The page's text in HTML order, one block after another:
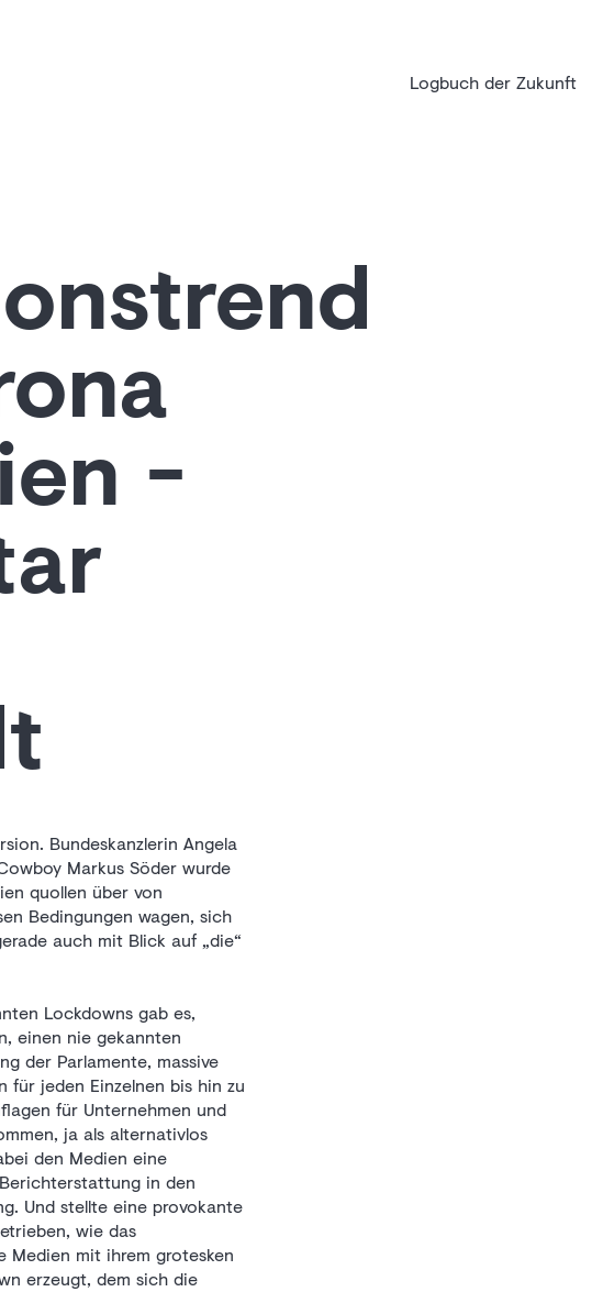
Logbuch der Zukunft
-
Bundeskanzlerin Angela
Markus Söder wurde
quollen über von
Bedingungen wagen, sich
auch mit Blick auf „die“
Lockdowns gab es,
einen nie gekannten
der Parlamente, massive
für jeden Einzelnen bis hin zu
für Unternehmen und
ja als alternativlos
den Medien eine
in den
Und stellte eine provokante
wie das
Medien mit ihrem grotesken
erzeugt, dem sich die